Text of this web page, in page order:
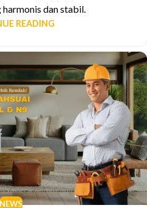
harmonis dan stabil.
READING
NEWS